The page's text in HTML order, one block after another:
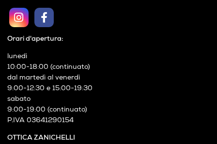
OTTICA ZANICHELLI
Orari d'apertura:
lunedì
10:00-18:00 (continuato)
dal martedì al venerdì
9:00-12:30 e 15:00-19:30
sabato
9:00-19:00 (continuato)
P.IVA 03641290154